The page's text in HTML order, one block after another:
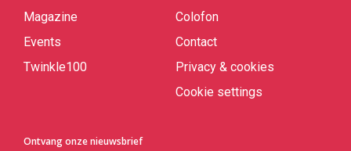
Magazine
Events
Twinkle100
Colofon
Contact
Privacy & cookies
Cookie settings
Ontvang onze nieuwsbrief